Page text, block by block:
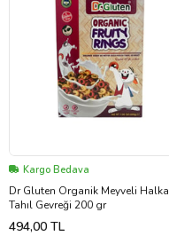
Kargo Bedava
Dr Gluten Organik Meyveli Halka
Tahıl Gevreği 200 gr
494,00 TL